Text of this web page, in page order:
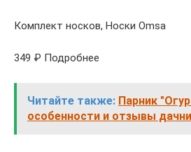
Комплект носков, Носки Omsa
349 ₽ Подробнее
Читайте также: Парник
особенности и отзывы